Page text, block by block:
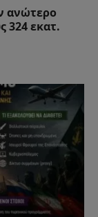
ανώτερο
324 εκατ.